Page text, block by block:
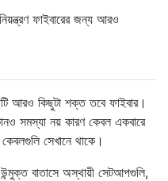
ফাইবারের জন্য আরও
আরও কিছুটা শক্ত তবে ফাইবার।
সমস্যা নয় কারণ কেবল একবারে
সেখানে থাকে।
বাতাসে অস্থায়ী সেটআপগুলি,